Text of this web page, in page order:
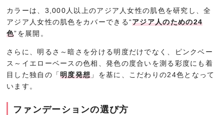
カラーは、3,000人以上のアジア人女性の肌色を研究し、全
アジア人女性の肌色をカバーできる“アジア人のための24
色”を展開。
さらに、明るさ～暗さを分ける明度だけでなく、ピンクベー
ス～イエローベースの色相、発色の度合いを測る彩度にも着
目した独自の「明度発想 」を基に、こだわりの24色となって
います。
ファンデーションの選び方